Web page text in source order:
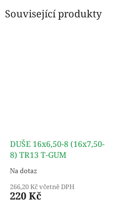
Související produkty
DUŠE 16x6,50-8 (16x7,50-
8) TR13 T-GUM
Na dotaz
266,20 Kč včetně DPH
220 Kč